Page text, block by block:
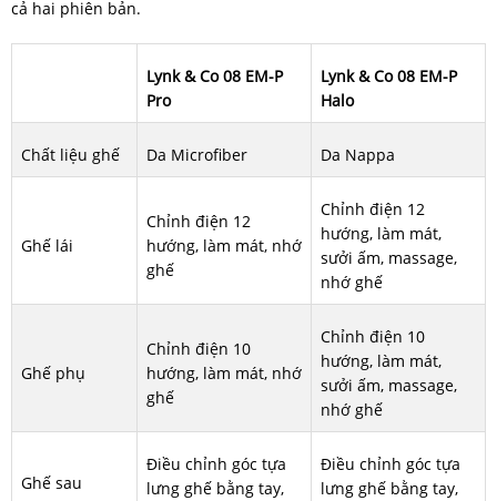
cả hai phiên bản.
Lynk & Co 08 EM-P
Pro
Lynk & Co 08 EM-P
Halo
Chất liệu ghế Da Microfiber Da Nappa
Ghế lái
Chỉnh điện 12
hướng, làm mát, nhớ
ghế
Chỉnh điện 12
hướng, làm mát,
sưởi ấm, massage,
nhớ ghế
Ghế phụ
Chỉnh điện 10
hướng, làm mát, nhớ
ghế
Chỉnh điện 10
hướng, làm mát,
sưởi ấm, massage,
nhớ ghế
Ghế sau
Điều chỉnh góc tựa
lưng ghế bằng tay,
Điều chỉnh góc tựa
lưng ghế bằng tay,